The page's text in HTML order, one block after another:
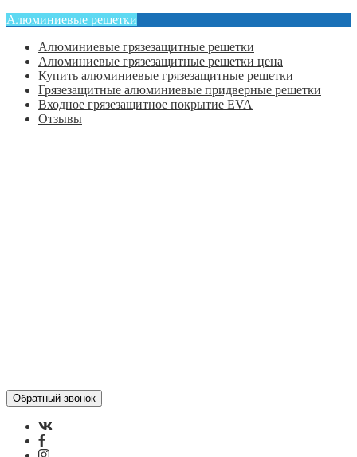
Алюминиевые решетки
Алюминиевые грязезащитные решетки
Алюминиевые грязезащитные решетки цена
Купить алюминиевые грязезащитные решетки
Грязезащитные алюминиевые придверные решетки
Входное грязезащитное покрытие EVA
Отзывы